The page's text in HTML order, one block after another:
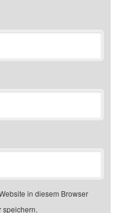
in diesem Browser
speichern.